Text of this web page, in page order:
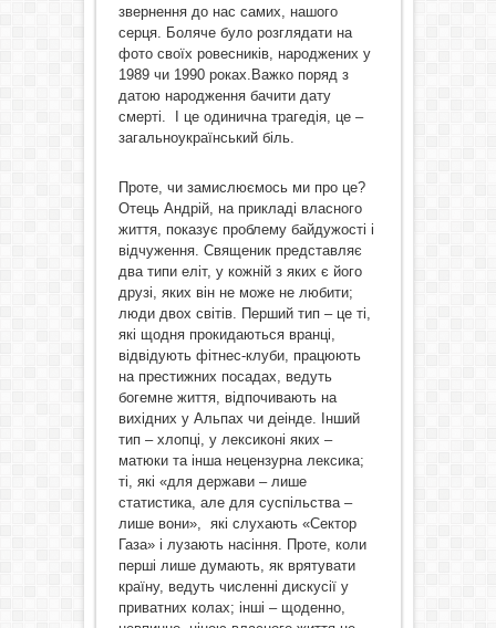
звернення до нас самих, нашого
серця. Боляче було розглядати на
фото своїх ровесників, народжених у
1989 чи 1990 роках.Важко поряд з
датою народження бачити дату
смерті. І це одинична трагедія, це –
загальноукраїнський біль.
Проте, чи замислюємось ми про це?
Отець Андрій, на прикладі власного
життя, показує проблему байдужості і
відчуження. Священик представляє
два типи еліт, у кожній з яких є його
друзі, яких він не може не любити;
люди двох світів. Перший тип – це ті,
які щодня прокидаються вранці,
відвідують фітнес-клуби, працюють
на престижних посадах, ведуть
богемне життя, відпочивають на
вихідних у Альпах чи деінде. Інший
тип – хлопці, у лексиконі яких –
матюки та інша нецензурна лексика;
ті, які «для держави – лише
статистика, але для суспільства –
лише вони», які слухають «Сектор
Газа» і лузають насіння. Проте, коли
перші лише думають, як врятувати
країну, ведуть численні дискусії у
приватних колах; інші – щоденно,